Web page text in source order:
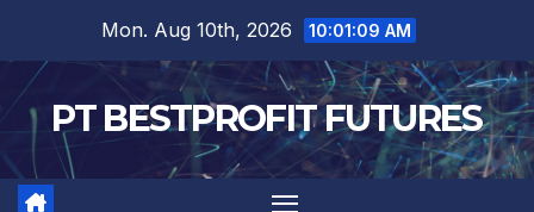
content
Mon. Aug 10th, 2026 10:01:10 AM
PT BESTPROFIT FUTURES